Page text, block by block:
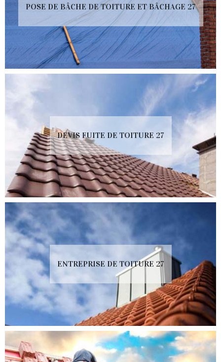
POSE DE BÂCHE DE TOITURE ET BÂCHAGE 27
DEVIS FUITE DE TOITURE 27
ENTREPRISE DE TOITURE 27